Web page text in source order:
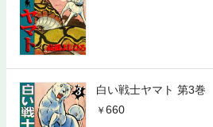
白い戦士ヤマト 第3巻
660